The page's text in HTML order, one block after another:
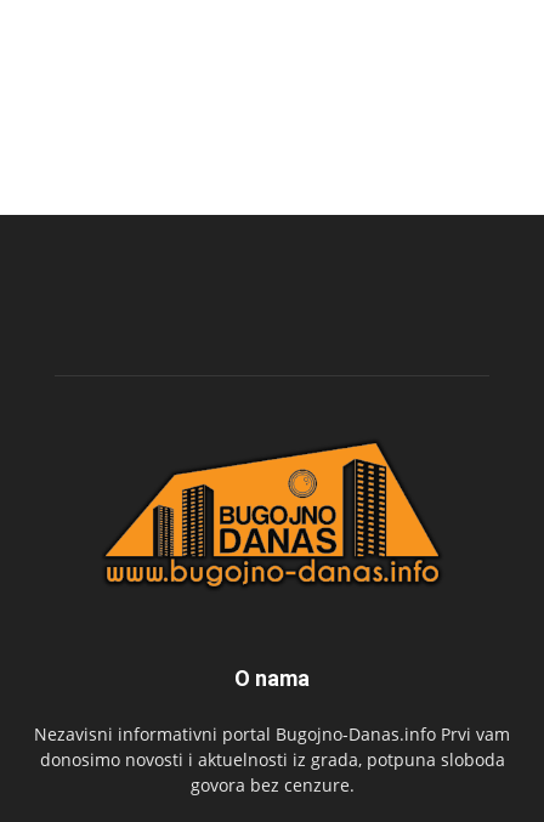
O nama
Nezavisni informativni portal Bugojno-Danas.info Prvi vam
donosimo novosti i aktuelnosti iz grada, potpuna sloboda
govora bez cenzure.